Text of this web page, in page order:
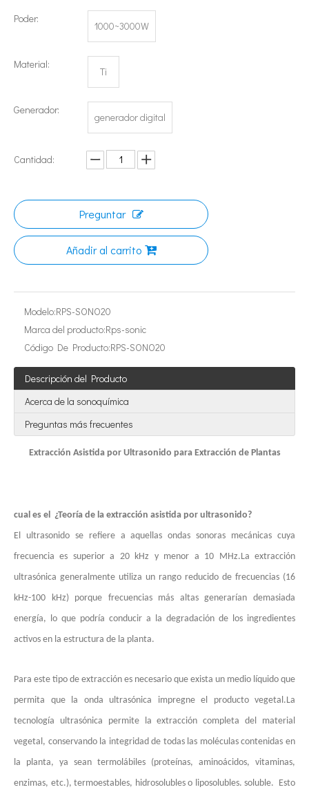
Actualmente, la investigación sobre la extracción de antioxidantes y
Tecnología de extracción ultrasónica de hongos
La aplicación de la ultrasónica en la industria de la costura refleja
Tecnología de corte de chocolate por ultrasonidos
La aplicación de la ultrasónica en la industria de la costura refleja
Poder:
1000~3000W
Material:
Ti
Generador:
generador digital
Cantidad:
Preguntar
Añadir al carrito
Modelo:RPS-SONO20
Marca del producto:Rps-sonic
Código De Producto:RPS-SONO20
Descripción del Producto
Acerca de la sonoquímica
Preguntas más frecuentes
Extracción Asistida por Ultrasonido para Extracción de Plantas
cual es el ¿Teoría de la extracción asistida por ultrasonido?
El ultrasonido se refiere a aquellas ondas sonoras mecánicas cuya
frecuencia es superior a 20 kHz y menor a 10 MHz.La extracción
ultrasónica generalmente utiliza un rango reducido de frecuencias (16
kHz-100 kHz) porque frecuencias más altas generarían demasiada
energía, lo que podría conducir a la degradación de los ingredientes
activos en la estructura de la planta.
Para este tipo de extracción es necesario que exista un medio líquido que
permita que la onda ultrasónica impregne el producto vegetal.La
tecnología ultrasónica permite la extracción completa del material
vegetal, conservando la integridad de todas las moléculas contenidas en
la planta, ya sean termolábiles (proteínas, aminoácidos, vitaminas,
enzimas, etc.), termoestables, hidrosolubles o liposolubles. soluble. Esto